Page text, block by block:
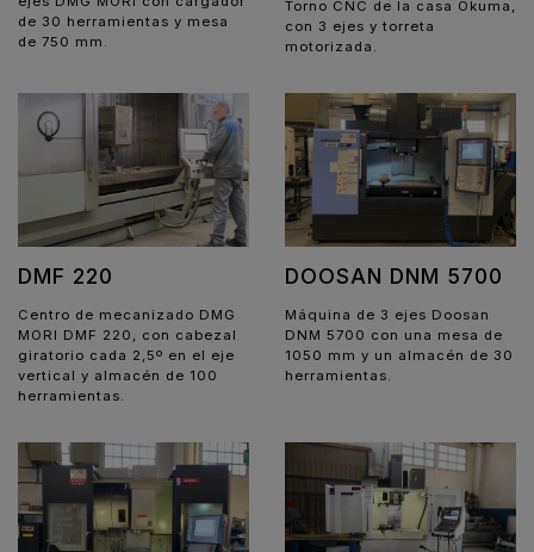
de 30 herramientas y mesa
de 750 mm.
Torno CNC de la casa Okuma,
con 3 ejes y torreta
motorizada.
DMF 220
Centro de mecanizado DMG
MORI DMF 220, con cabezal
giratorio cada 2,5º en el eje
vertical y almacén de 100
herramientas.
DOOSAN DNM 5700
Máquina de 3 ejes Doosan
DNM 5700 con una mesa de
1050 mm y un almacén de 30
herramientas.